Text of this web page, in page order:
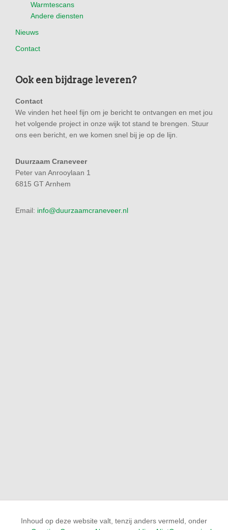
Warmtescans
Andere diensten
Nieuws
Contact
Ook een bijdrage leveren?
Contact
We vinden het heel fijn om je bericht te ontvangen en met jou
het volgende project in onze wijk tot stand te brengen. Stuur
ons een bericht, en we komen snel bij je op de lijn.
Duurzaam Craneveer
Peter van Anrooylaan 1
6815 GT Arnhem
Email: info@duurzaamcraneveer.nl
Inhoud op deze website valt, tenzij anders vermeld, onder